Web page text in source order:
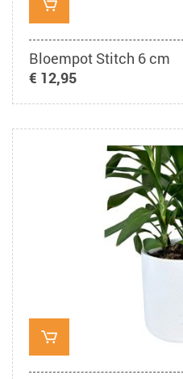
Bloempot Stitch 6 cm
€ 12,95